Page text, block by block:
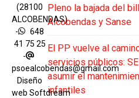
Pleno la bajada del
Alcobendas y Sanse
El PP vuelve al
servicios públicos:
asumir el
infantiles
(28100
ALCOBENDAS)
-
648
41 75 25
-
psoealcobendas@gmail.com
Diseño
webSoftdream